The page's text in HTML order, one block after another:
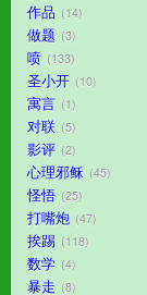
作品 14
做题 3
喷 133
圣小开 10
寓言 1
对联 5
影评 2
心理邪稣 45
怪悟 25
打嘴炮 47
挨踢 118
数学 4
暴走 8